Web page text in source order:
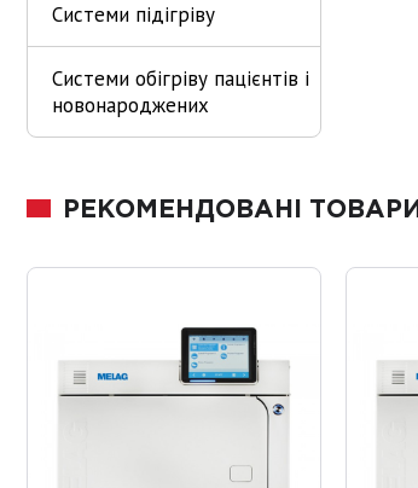
Системи підігріву
Системи обігріву пацієнтів і
новонароджених
РЕКОМЕНДОВАНІ ТОВАРИ